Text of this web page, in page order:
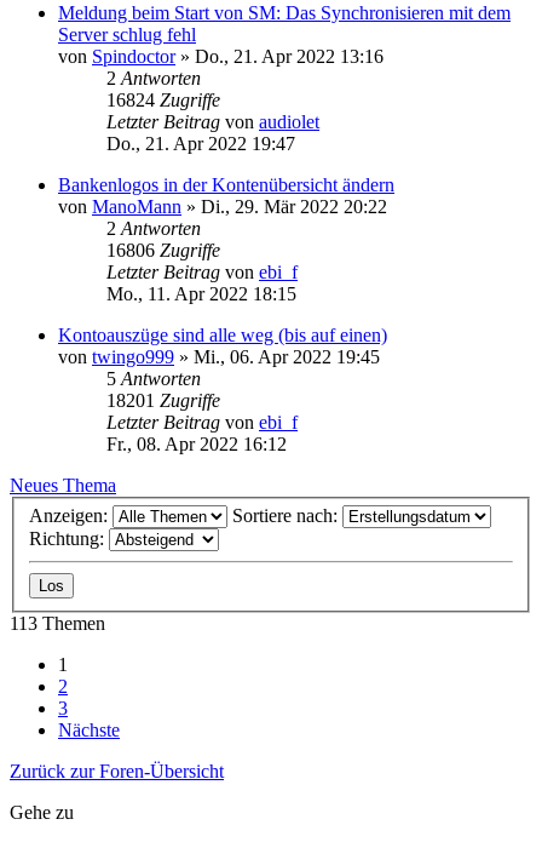
Meldung beim Start von SM: Das Synchronisieren mit dem
Server schlug fehl
von Spindoctor» Do., 21. Apr 2022 13:16
2 Antworten
16824 Zugriffe
Letzter Beitrag von audiolet
Do., 21. Apr 2022 19:47
Bankenlogos in der Kontenübersicht ändern
von ManoMann » Di., 29. Mär 2022 20:22
2 Antworten
16806 Zugriffe
Letzter Beitrag von ebi_f
Mo., 11. Apr 2022 18:15
Kontoauszüge sind alle weg (bis auf einen)
von twingo999 » Mi., 06. Apr 2022 19:45
5 Antworten
18201 Zugriffe
Letzter Beitrag von ebi_f
Fr., 08. Apr 2022 16:12
Neues Thema
Anzeigen:
Sortiere nach:
Richtung:
113 Themen
1
2
3
Nächste
Zurück zur Foren-Übersicht
Gehe zu